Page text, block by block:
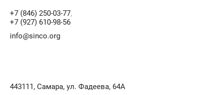
+7 (846) 250-03-77,
+7 (927) 610-98-56
info@sinco.org
443111, Самара, ул. Фадеева, 64А